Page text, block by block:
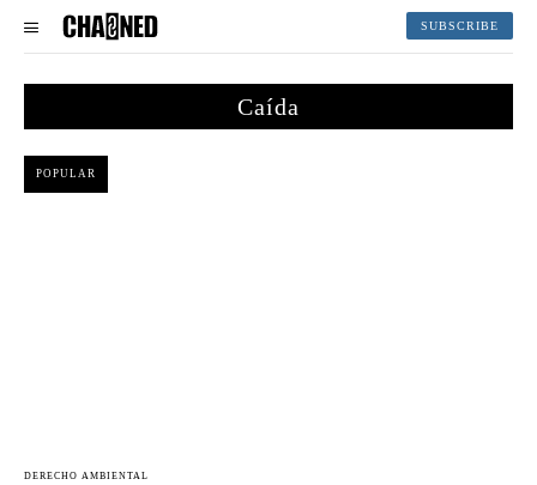
SUBSCRIBE
Caída
POPULAR
DERECHO AMBIENTAL